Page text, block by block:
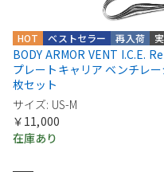
再入荷
ベストセラー
HOT
BODY ARMOR VENT I.C.E.
プレートキャリア ベンチレ
枚セット
サイズ: US-M
￥11,000
在庫あり